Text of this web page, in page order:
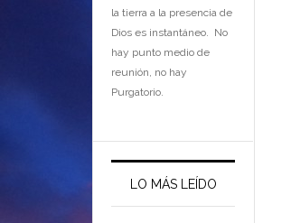
la tierra a la presencia de
Dios es instantáneo. No
hay punto medio de
reunión, no hay
Purgatorio.
LO MÁS LEÍDO